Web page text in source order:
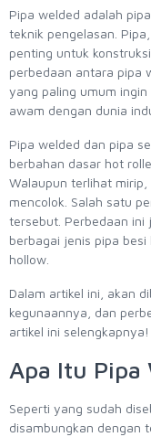
Pipa welded adalah
teknik pengelasan.
penting untuk
perbedaan antara pipa
yang paling umum
awam dengan dunia
Pipa welded dan pipa
berbahan dasar hot
Walaupun terlihat
mencolok. Salah satu
tersebut. Perbedaan ini
berbagai jenis pipa
hollow.
Dalam artikel ini, akan
kegunaannya, dan
artikel ini selengkapnya!
Apa Itu Pipa
Seperti yang sudah
disambungkan dengan